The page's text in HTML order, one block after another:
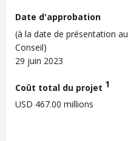
Date d'approbation
(à la date de présentation au
Conseil)
29 juin 2023
Coût total du projet 1
USD 467.00 millions